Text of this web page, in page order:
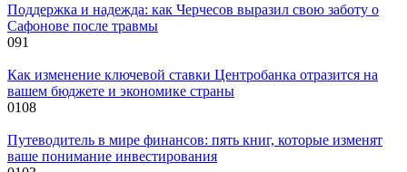
Поддержка и надежда: как Черчесов выразил свою заботу о
Сафонове после травмы
091
Как изменение ключевой ставки Центробанка отразится на
вашем бюджете и экономике страны
0108
Путеводитель в мире финансов: пять книг, которые изменят
ваше понимание инвестирования